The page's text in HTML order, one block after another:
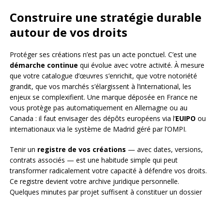
Construire une stratégie durable
autour de vos droits
Protéger ses créations n’est pas un acte ponctuel. C’est une
démarche continue qui évolue avec votre activité. À mesure
que votre catalogue d’œuvres s’enrichit, que votre notoriété
grandit, que vos marchés s’élargissent à l’international, les
enjeux se complexifient. Une marque déposée en France ne
vous protège pas automatiquement en Allemagne ou au
Canada : il faut envisager des dépôts européens via l’EUIPO ou
internationaux via le système de Madrid géré par l’OMPI.
Tenir un registre de vos créations — avec dates, versions,
contrats associés — est une habitude simple qui peut
transformer radicalement votre capacité à défendre vos droits.
Ce registre devient votre archive juridique personnelle.
Quelques minutes par projet suffisent à constituer un dossier